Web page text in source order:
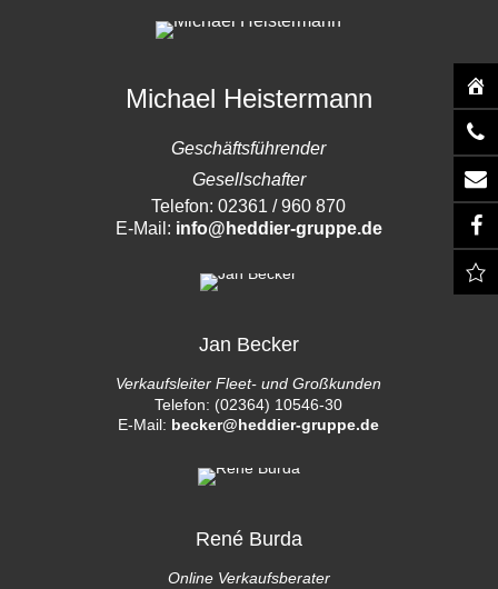
Michael Heistermann
Geschäftsführender
Gesellschafter
Telefon: 02361 / 960 870
E-Mail: info@heddier-gruppe.de
Jan Becker
Verkaufsleiter Fleet- und Großkunden
Telefon: (02364) 10546-30
E-Mail: becker@heddier-gruppe.de
René Burda
Online Verkaufsberater